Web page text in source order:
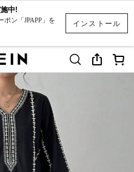
インストール
中!
ポン「JPAPP」を